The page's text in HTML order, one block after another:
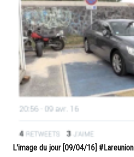
L'image du jour [09/04/16] #Lareunion